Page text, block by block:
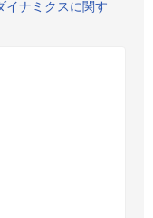
イナミクスに関す